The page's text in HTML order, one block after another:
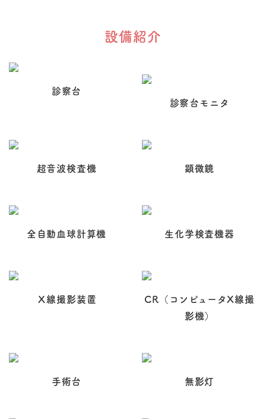
設備紹介
診察台
診察台モニタ
超音波検査機 顕微鏡
全自動血球計算機 生化学検査機器
Ⅹ線撮影装置
CR（コンピュータX線撮
影機）
手術台 無影灯